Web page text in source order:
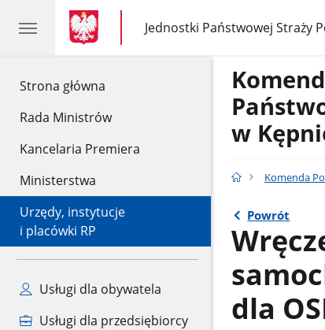
Strona główna
Rada Ministrów
Kancelaria Premiera
Ministerstwa
Urzędy, instytucje
i placówki RP
Usługi dla obywatela
Usługi dla przedsiębiorcy
gov.pl
gov.pl
Jednostki Państwowej Straży
gov.pl
Jednostki
Państwowej
w
Komenda
Powrót
dla